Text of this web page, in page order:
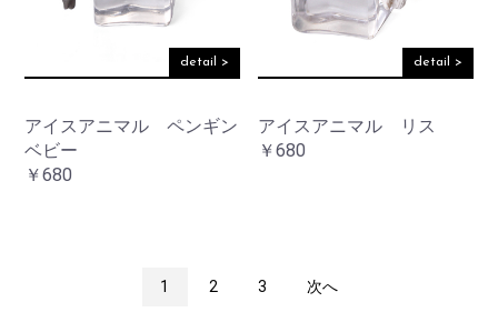
detail >
アイスアニマル ペンギン
ベビー
￥680
detail >
アイスアニマル リス
￥680
1 2 3 次へ